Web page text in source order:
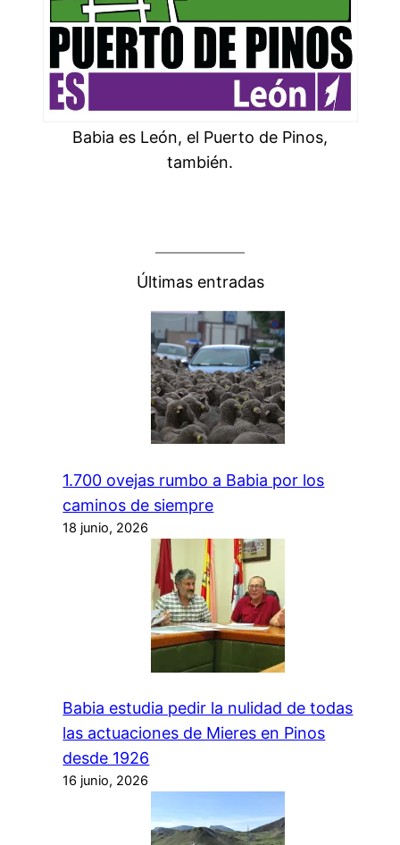
Babia es León, el Puerto de Pinos,
también.
Últimas entradas
1.700 ovejas rumbo a Babia por los
caminos de siempre
18 junio, 2026
Babia estudia pedir la nulidad de todas
las actuaciones de Mieres en Pinos
desde 1926
16 junio, 2026